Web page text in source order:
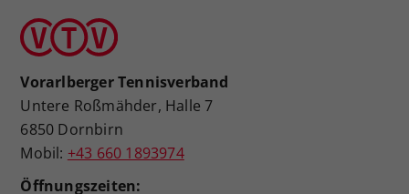
Vorarlberger Tennisverband
Untere Roßmähder, Halle 7
6850 Dornbirn
Mobil: +43 660 1893974
Öffnungszeiten: